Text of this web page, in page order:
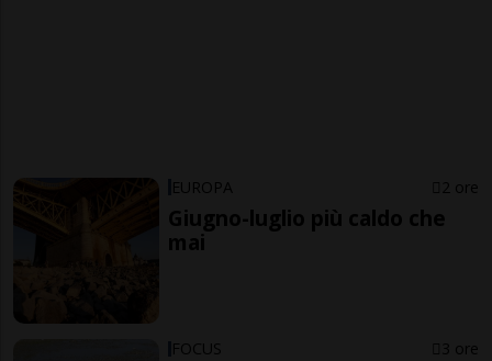
EUROPA 2 ore
Giugno-luglio più caldo che
mai
FOCUS 3 ore